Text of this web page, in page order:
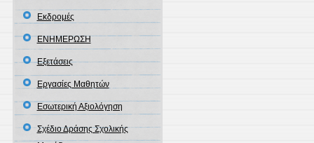
Εκδρομές
ΕΝΗΜΕΡΩΣΗ
Εξετάσεις
Εργασίες Μαθητών
Εσωτερική Αξιολόγηση
Σχέδιο Δράσης Σχολικής